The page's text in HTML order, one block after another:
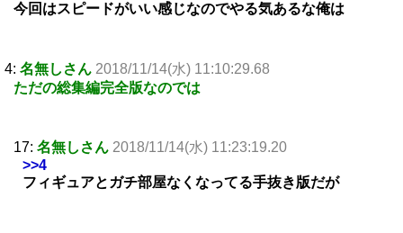
今回はスピードがいい感じなのでやる気あるな俺は
4: 名無しさん 2018/11/14(水) 11:10:29.68
ただの総集編完全版なのでは
17: 名無しさん 2018/11/14(水) 11:23:19.20
>>4
フィギュアとガチ部屋なくなってる手抜き版だが